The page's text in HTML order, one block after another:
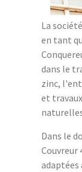
La
en tant
dans le
zinc,
et
Dans le
Couvreur
adaptées